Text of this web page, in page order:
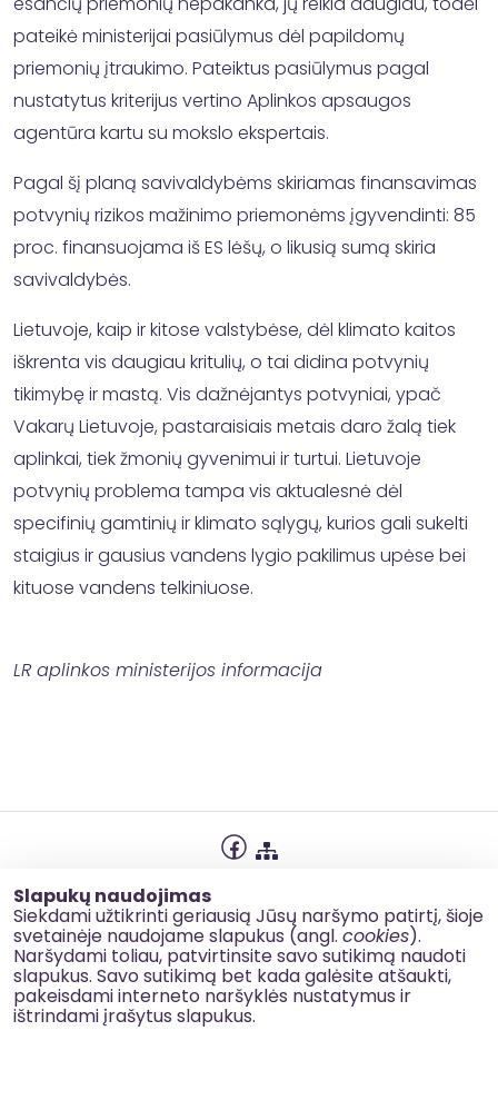
Slapukų naudojimas
Siekdami užtikrinti geriausią Jūsų naršymo patirtį, šioje
svetainėje naudojame slapukus (angl. cookies).
Naršydami toliau, patvirtinsite savo sutikimą naudoti
slapukus. Savo sutikimą bet kada galėsite atšaukti,
pakeisdami interneto naršyklės nustatymus ir
ištrindami įrašytus slapukus.
pateikė ministerijai pasiūlymus dėl papildomų
priemonių įtraukimo. Pateiktus pasiūlymus pagal
nustatytus kriterijus vertino Aplinkos apsaugos
agentūra kartu su mokslo ekspertais.
Pagal šį planą savivaldybėms skiriamas finansavimas
potvynių rizikos mažinimo priemonėms įgyvendinti: 85
proc. finansuojama iš ES lėšų, o likusią sumą skiria
savivaldybės.
Lietuvoje, kaip ir kitose valstybėse, dėl klimato kaitos
iškrenta vis daugiau kritulių, o tai didina potvynių
tikimybę ir mastą. Vis dažnėjantys potvyniai, ypač
Vakarų Lietuvoje, pastaraisiais metais daro žalą tiek
aplinkai, tiek žmonių gyvenimui ir turtui. Lietuvoje
potvynių problema tampa vis aktualesnė dėl
specifinių gamtinių ir klimato sąlygų, kurios gali sukelti
staigius ir gausius vandens lygio pakilimus upėse bei
kituose vandens telkiniuose.
LR aplinkos ministerijos informacija
Slapukų naudojimas
Korupcijos prevencija
Kontaktai